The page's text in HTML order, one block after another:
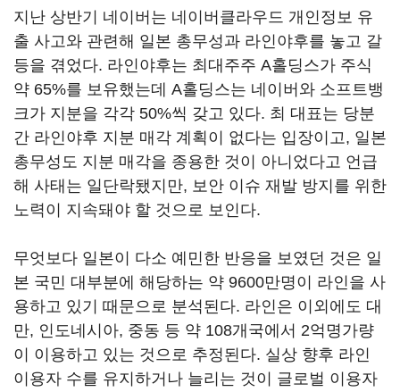
지난 상반기 네이버는 네이버클라우드 개인정보 유
출 사고와 관련해 일본 총무성과 라인야후를 놓고 갈
등을 겪었다. 라인야후는 최대주주 A홀딩스가 주식
약 65%를 보유했는데 A홀딩스는 네이버와 소프트뱅
크가 지분을 각각 50%씩 갖고 있다. 최 대표는 당분
간 라인야후 지분 매각 계획이 없다는 입장이고, 일본
총무성도 지분 매각을 종용한 것이 아니었다고 언급
해 사태는 일단락됐지만, 보안 이슈 재발 방지를 위한
노력이 지속돼야 할 것으로 보인다.
무엇보다 일본이 다소 예민한 반응을 보였던 것은 일
본 국민 대부분에 해당하는 약 9600만명이 라인을 사
용하고 있기 때문으로 분석된다. 라인은 이외에도 대
만, 인도네시아, 중동 등 약 108개국에서 2억명가량
이 이용하고 있는 것으로 추정된다. 실상 향후 라인
이용자 수를 유지하거나 늘리는 것이 글로벌 이용자